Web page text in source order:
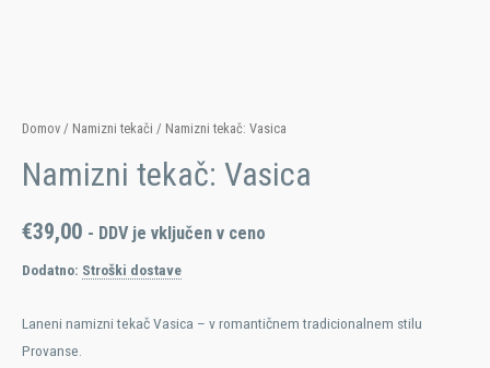
Domov / Namizni tekači / Namizni tekač: Vasica
Namizni tekač: Vasica
€39,00 - DDV je vključen v ceno
Dodatno: Stroški dostave
Laneni namizni tekač Vasica – v romantičnem tradicionalnem stilu
Provanse.